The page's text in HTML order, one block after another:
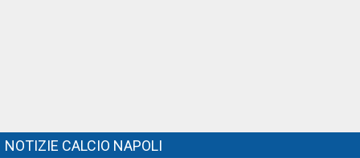
NOTIZIE CALCIO NAPOLI